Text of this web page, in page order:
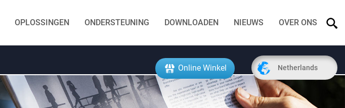
OPLOSSINGEN ONDERSTEUNING DOWNLOADEN NIEUWS OVER ONS
Online Winkel Netherlands